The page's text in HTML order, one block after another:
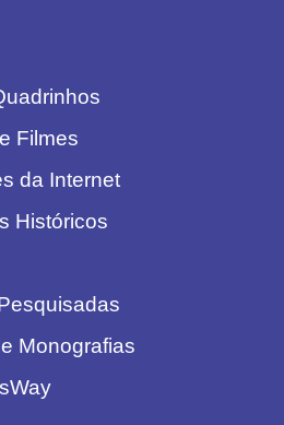
Filmes
da Internet
Históricos
Monografias